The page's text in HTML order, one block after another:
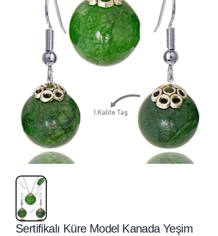
Sertifikalı Küre Model Kanada Yeşim